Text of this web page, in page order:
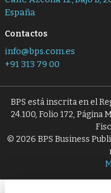
España
Contactos
info@bps.com.es
+91 313 79 00
BPS está inscrita en el
24.100, Folio 172,
© 2026 BPS Business